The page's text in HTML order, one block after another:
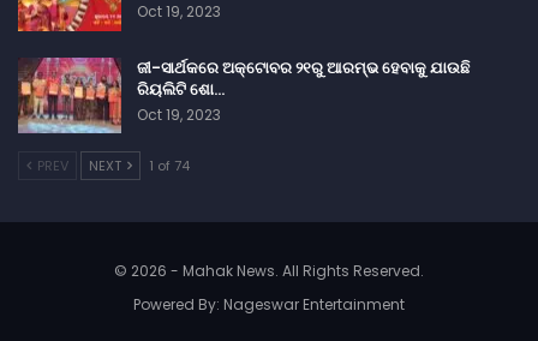
Oct 19, 2023
ଜୀ-ସାର୍ଥକରେ ଅକ୍ଟୋବର ୨୧ରୁ ଆରମ୍ଭ ହେବାକୁ ଯାଉଛି
ରିୟଲିଟି ଶୋ…
Oct 19, 2023
PREV NEXT 1 of 74
© 2026 - Mahak News. All Rights Reserved.
Powered By: Nageswar Entertainment